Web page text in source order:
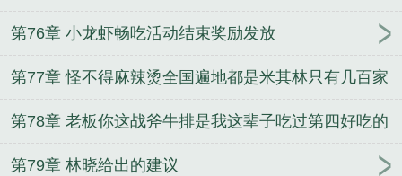
第76章 小龙虾畅吃活动结束奖励发放
第77章 怪不得麻辣烫全国遍地都是米其林只有几百家
呢
第78章 老板你这战斧牛排是我这辈子吃过第四好吃的
牛排
第79章 林晓给出的建议